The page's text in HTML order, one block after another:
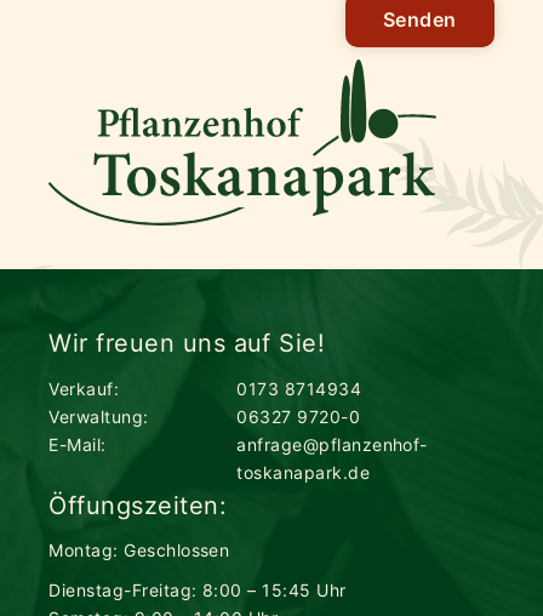
Senden
Wir freuen uns auf Sie!
Verkauf:
0173 8714934
Verwaltung:
06327 9720-0
E-Mail:
anfrage@pflanzenhof-
toskanapark.de
Öffungszeiten:
Montag: Geschlossen
Dienstag-Freitag: 8:00 – 15:45 Uhr